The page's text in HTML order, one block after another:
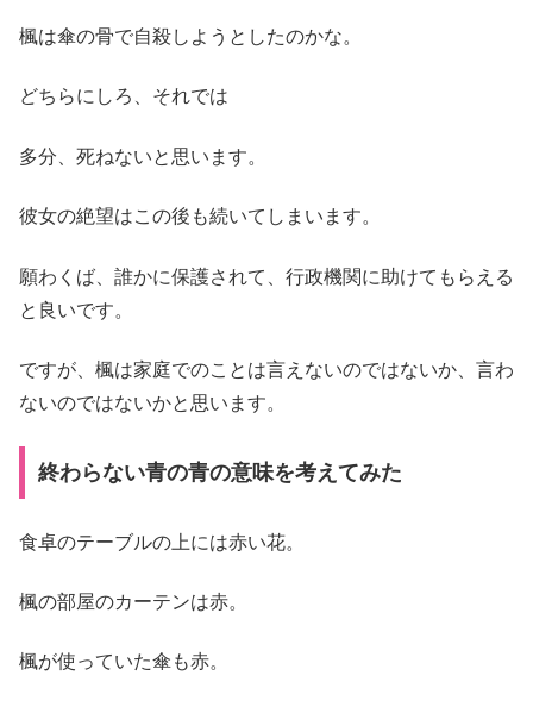
楓は傘の骨で自殺しようとしたのかな。
どちらにしろ、それでは
多分、死ねないと思います。
彼女の絶望はこの後も続いてしまいます。
願わくば、誰かに保護されて、行政機関に助けてもらえる
と良いです。
ですが、楓は家庭でのことは言えないのではないか、言わ
ないのではないかと思います。
終わらない青の青の意味を考えてみた
食卓のテーブルの上には赤い花。
楓の部屋のカーテンは赤。
楓が使っていた傘も赤。